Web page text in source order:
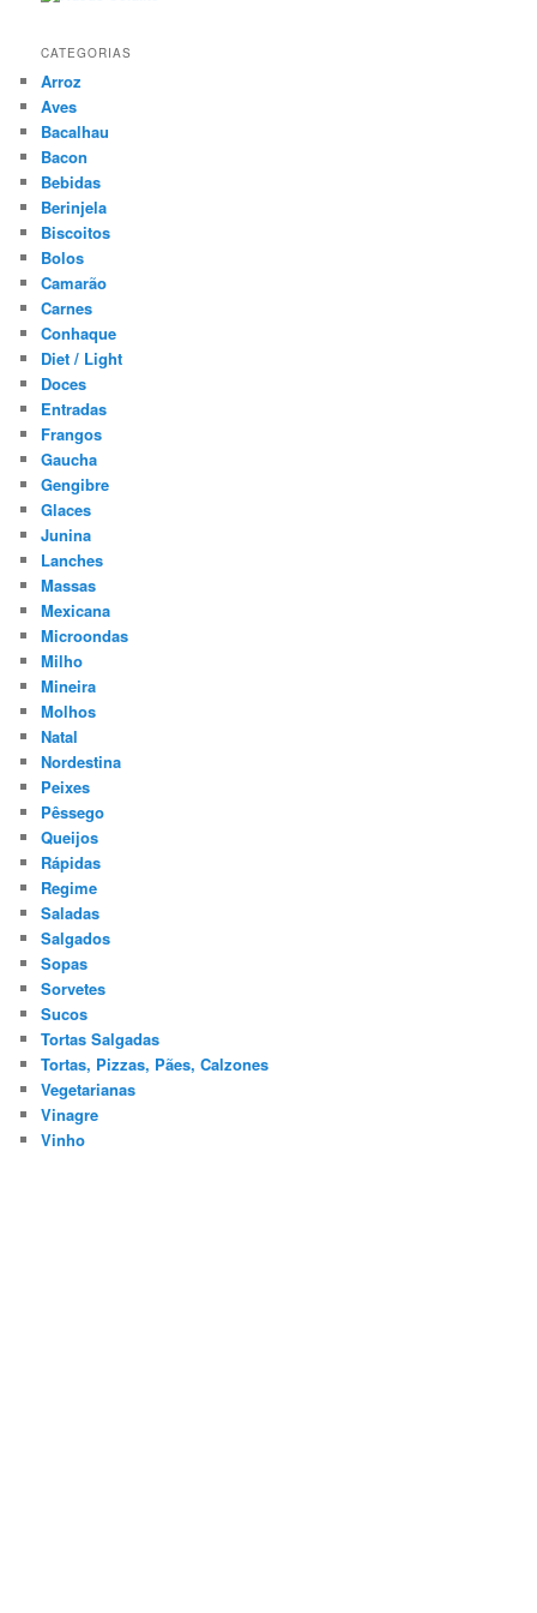
CATEGORIAS
Arroz
Aves
Bacalhau
Bacon
Bebidas
Berinjela
Biscoitos
Bolos
Camarão
Carnes
Conhaque
Diet / Light
Doces
Entradas
Frangos
Gaucha
Gengibre
Glaces
Junina
Lanches
Massas
Mexicana
Microondas
Milho
Mineira
Molhos
Natal
Nordestina
Peixes
Pêssego
Queijos
Rápidas
Regime
Saladas
Salgados
Sopas
Sorvetes
Sucos
Tortas Salgadas
Tortas, Pizzas, Pães, Calzones
Vegetarianas
Vinagre
Vinho